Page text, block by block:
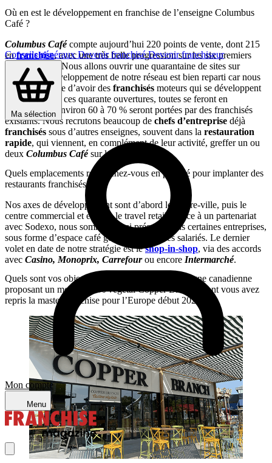
Conseils générauxDevenir franchiséDevenir franchiseur
Ma sélection
Mon compte
Menu
Où en est le développement en franchise de l’enseigne Columbus
Café ?
Columbus Cafécompte aujourd’hui 220 points de vente, dont 215
enfranchise, avec une très belle progression sur les six premiers
mois de 2021. Nous allons ouvrir une quarantaine de sites sur
l’année : le développement de notre réseau est bien reparti car nous
avons la chance d’avoir des franchisés moteurs qui se développent
avec nous. Sur ces quarante ouvertures, toutes se feront en
franchise
, et environ 60 à 70 % seront portées par des franchisés
existants. Nous recrutons beaucoup de chefs d’entreprise déjà
franchisés sous d’autres enseignes, souvent dans la restauration
rapide, qui viennent, en complément de leur activité, greffer un ou
deux Columbus Cafésur leur ville.
Quels emplacements recherchez-vous en priorité pour implanter des
restaurants franchisés ?
Nos axes de développement sont d’abord le centre-ville, puis le
centre commercial et ensuite le travel retail. Grâce à un partenariat
avec Sodexo, nous sommes aussi présents dans certaines entreprises,
sous forme d’espace café gourmand pour les salariés. Le dernier
volet en date de notre stratégie est leshop-in-shop, via des accords
avec Casino, Monoprix, Carrefourou encore Intermarché.
Quels sont vos objectifs d’expansion pour l’enseigne canadienne
proposant un menu 100 % végétal Copper Branch, dont vous avez
repris la master franchise pour l’Europe début 2020 ?